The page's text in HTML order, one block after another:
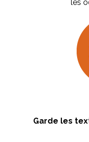
les
Garde les